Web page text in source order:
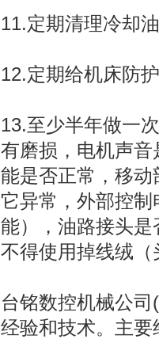
11.定期清理冷却
12.定期给机床防
13.至少半年做一
有磨损，电机声
能是否正常，移
它异常，外部控
能），油路接头
不得使用掉线绒（
台铭数控机械公
经验和技术。主